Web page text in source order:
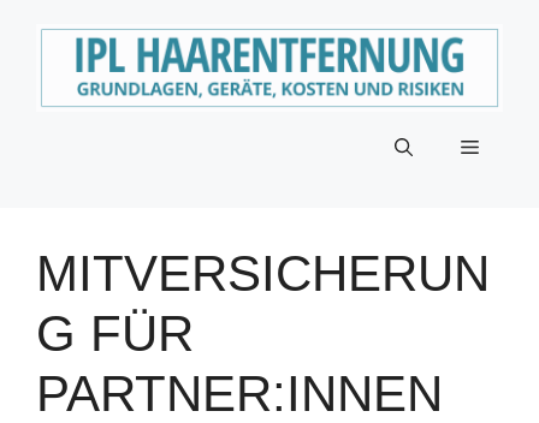
Menü
MITVERSICHERUN
G FÜR
PARTNER:INNEN